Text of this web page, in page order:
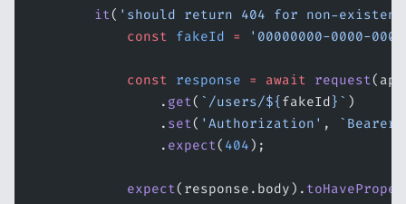
        it
( 'should return 404 for non-
            const
fakeId = '00000000-0000-
            const
response = await request
                .
get( `/users/${fakeId}` )
                .
set( 'Authorization' ,
`Bearer
                .
expect( 404);
            expect
(response.body).